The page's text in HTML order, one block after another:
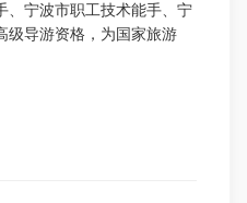
、宁波市职工技术能手、宁
级导游资格，为国家旅游